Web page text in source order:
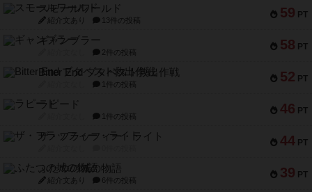
59 PT
スモールワールド
紹介文あり 13件の投稿
58 PT
ギャンブラー
2件の投稿
52 PT
Bitter End ブタペスト救出作戦
1件の投稿
46 PT
ラピード
1件の投稿
44 PT
ザ・フラッフィー・ライト
39 PT
ふたつの城の物語
紹介文あり 6件の投稿